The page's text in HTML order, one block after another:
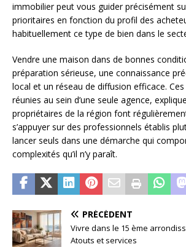
immobilier peut vous guider précisément
prioritaires en fonction du profil des
habituellement ce type de bien dans le
Vendre une maison dans de bonnes
préparation sérieuse, une connaissance
local et un réseau de diffusion efficace.
réunies au sein d’une seule agence,
propriétaires de la région font
s’appuyer sur des professionnels établis
lancer seuls dans une démarche qui
complexités qu’il n’y paraît.
PRÉCÉDENT
Vivre dans le 15 ème
Atouts et services